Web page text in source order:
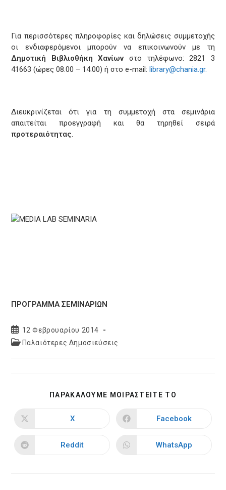
Για περισσότερες πληροφορίες και δηλώσεις συμμετοχής
οι ενδιαφερόμενοι μπορούν να επικοινωνούν με τη
Δημοτική Βιβλιοθήκη Χανίων στο τηλέφωνο: 2821 3
41663 (ώρες 08.00 – 14.00) ή στο e-mail:library@chania.gr.
Διευκρινίζεται ότι για τη συμμετοχή στα σεμινάρια
απαιτείται προεγγραφή και θα τηρηθεί σειρά
προτεραιότητας.
ΠΡΟΓΡΑΜΜΑ ΣΕΜΙΝΑΡΙΩΝ
Post
published:
12 Φεβρουαρίου 2014
PostΠαλαιότερες Δημοσιεύσεις
ΠΑΡΑΚΑΛΟΥΜΕ ΜΟΙΡΑΣΤΕΙΤΕ ΤΟ
CONTENT
Opens
new
window
X
Opens
new
window
Facebook
Opens
Reddit
Opens
WhatsApp